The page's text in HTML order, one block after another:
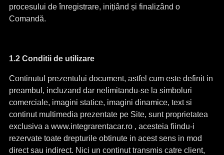
procesului de înregistrare, inițiând și finalizând o
Comandă.
1.2 Conditii de utilizare
Continutul prezentului document, astfel cum este definit in
preambul, incluzand dar nelimitandu-se la simboluri
comerciale, imagini statice, imagini dinamice, text si
continut multimedia prezentate pe Site, sunt proprietatea
exclusiva a www.integrarentacar.ro , acesteia fiindu-i
rezervate toate drepturile obtinute in acest sens in mod
direct sau indirect. Nici un continut transmis catre client,